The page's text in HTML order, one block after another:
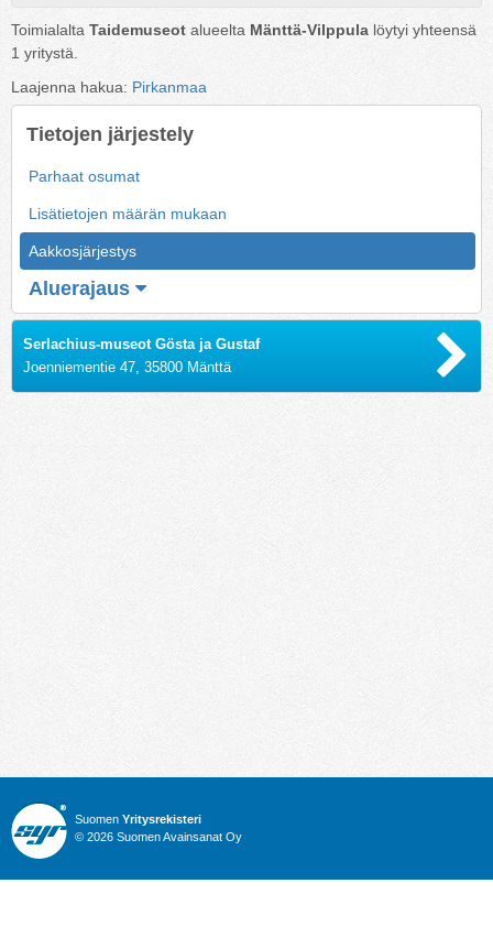
Toimialalta Taidemuseot alueelta Mänttä-Vilppula löytyi yhteensä
1 yritystä.
Laajenna hakua: Pirkanmaa
Tietojen järjestely
Parhaat osumat
Lisätietojen määrän mukaan
Aakkosjärjestys
Aluerajaus
Serlachius-museot Gösta ja Gustaf
Joenniementie 47, 35800 Mänttä
Suomen Yritysrekisteri
© 2026 Suomen Avainsanat Oy